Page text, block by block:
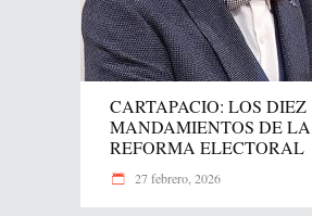
CARTAPACIO: LOS DIEZ
MANDAMIENTOS DE LA
REFORMA ELECTORAL
27 febrero, 2026